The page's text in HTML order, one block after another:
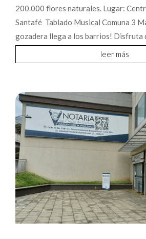
200.000 flores naturales. Lugar:
Santafé Tablado Musical Comuna 3
gozadera llega a los barrios! Disfruta
leer más